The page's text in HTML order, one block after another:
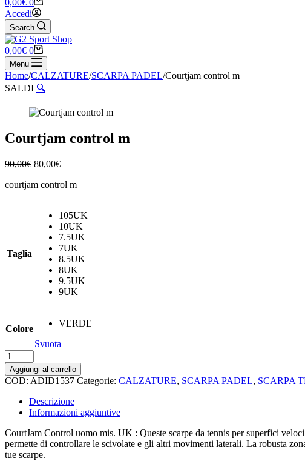
0,00€ 0
Accedi
Search
Carrello
0,00€ 0
Menu
Home/CALZATURE/SCARPA PADEL/Courtjam control m
SALDI 🔍
Courtjam control m
90,00€ Il
originale
80,00€Il
attuale
courtjam control m
Taglia
105UK
10UK
7.5UK
7UK
8.5UK
8UK
9.5UK
9UK
Colore
VERDE
Svuota
Courtjam
control
m
quantità
Aggiungi al carrello
COD: ADID1537 Categorie: CALZATURE, SCARPA PADEL, SCARPA
Descrizione
Informazioni aggiuntive
CourtJam Control uomo mis. UK : Queste scarpe da tennis per superfici
permette di controllare le scivolate e gli altri movimenti laterali. La robusta
tue scarpe.